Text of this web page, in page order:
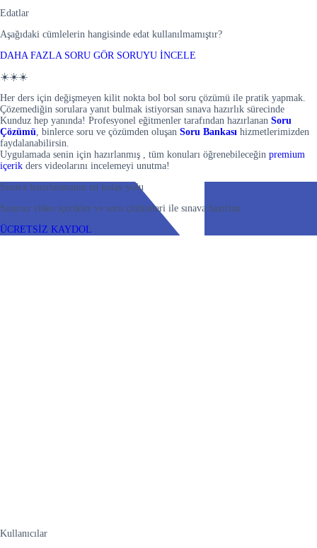
Edatlar
Aşağıdaki cümlelerin hangisinde edat kullanılmamıştır?
DAHA FAZLA SORU GÖR SORUYU İNCELE
☀️☀️☀️
Her ders için değişmeyen kilit nokta bol bol soru çözümü ile pratik yapmak.
Çözemediğin sorulara yanıt bulmak istiyorsan sınava hazırlık sürecinde
Kunduz hep yanında! Profesyonel eğitmenler tarafından hazırlanan Soru
Çözümü , binlerce soru ve çözümden oluşan Soru Bankası hizmetlerimizden
faydalanabilirsin.
Uygulamada senin için hazırlanmış , tüm konuları öğrenebileceğin premium
içerik ders videolarını incelemeyi unutma!
Sınava hazırlanmanın en kolay yolu
Sınırsız video içerikler ve soru çözümleri ile sınava hazırlan
ÜCRETSİZ KAYDOL
Kullanıcılar